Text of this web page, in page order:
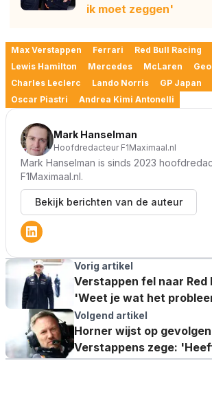
ik moet zeggen'
Max Verstappen Ferrari Red Bull Racing
Lewis Hamilton
Mercedes McLaren
Charles Leclerc
Lando Norris GP Japan
Oscar Piastri
Andrea Kimi Antonelli
Mark Hanselman
Hoofdredacteur F1Maximaal.nl
Mark Hanselman is sinds 2023
F1Maximaal.nl.
Bekijk berichten van de auteur
Vorig artikel
Verstappen fel naar
'Weet je wat het
op het moment?'
Volgend artikel
Horner wijst op
Verstappens zege:
gemaakt'